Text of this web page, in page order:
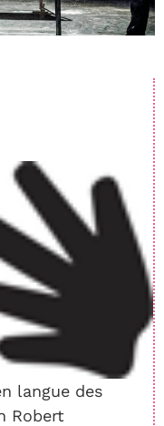
langue des
Robert